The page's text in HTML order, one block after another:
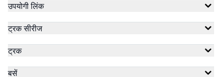
उपयोगी लिंक
ट्रक सीरीज
ट्रक
बसें